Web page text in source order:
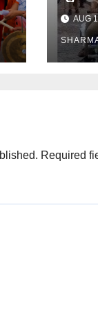
बाइक
AUG
Required